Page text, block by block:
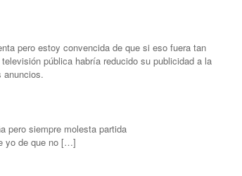
pero estoy convencida de que si eso fuera tan
pública habría reducido su publicidad a la
anuncios.
pero siempre molesta partida
yo de que no […]